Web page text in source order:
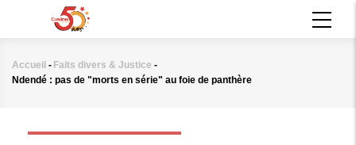
principal
Fil
Accueil - Faits divers & Justice -
Ndendé : pas de "morts en série" au foie de panthère